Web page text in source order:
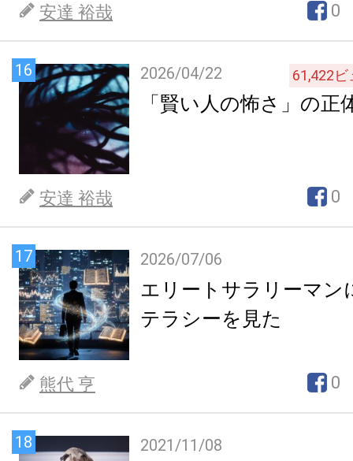
安達 裕哉 0
16 2026/04/22 61,422ビ
「賢い人の怖さ」の正
安達 裕哉 0
17 2026/07/06
エリートサラリーマン
テラシーを見た
熊代 亨 0
18 2021/11/08